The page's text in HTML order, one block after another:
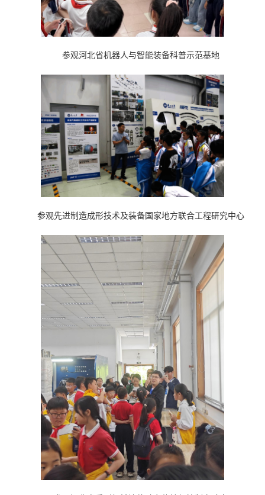
参观河北省机器人与智能装备科普示范基地
参观先进制造成形技术及装备国家地方联合工程研究中心